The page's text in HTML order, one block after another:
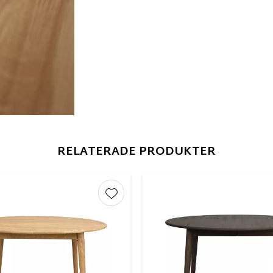
RELATERADE PRODUKTER
Lägg till i favoriter